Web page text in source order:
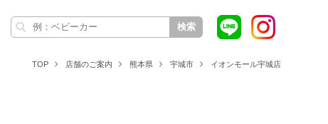
検索
TOP 店舗のご案内 熊本県 宇城市 イオンモール宇城店